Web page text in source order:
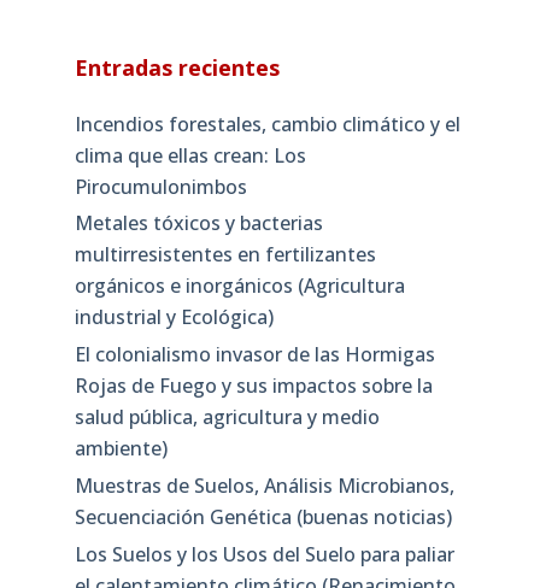
Entradas recientes
Incendios forestales, cambio climático y el
clima que ellas crean: Los
Pirocumulonimbos
Metales tóxicos y bacterias
multirresistentes en fertilizantes
orgánicos e inorgánicos (Agricultura
industrial y Ecológica)
El colonialismo invasor de las Hormigas
Rojas de Fuego y sus impactos sobre la
salud pública, agricultura y medio
ambiente)
Muestras de Suelos, Análisis Microbianos,
Secuenciación Genética (buenas noticias)
Los Suelos y los Usos del Suelo para paliar